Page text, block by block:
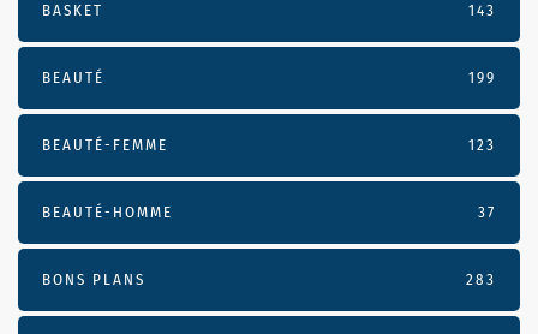
BASKET 143
BEAUTÉ 199
BEAUTÉ-FEMME 123
BEAUTÉ-HOMME 37
BONS PLANS 283